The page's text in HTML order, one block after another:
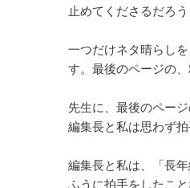
止めてくださるだろう
一つだけネタ晴らし
す。最後のページの
先生に、最後のペー
編集長と私は思わず拍
編集長と私は、「長
ふうに拍手をしたこ